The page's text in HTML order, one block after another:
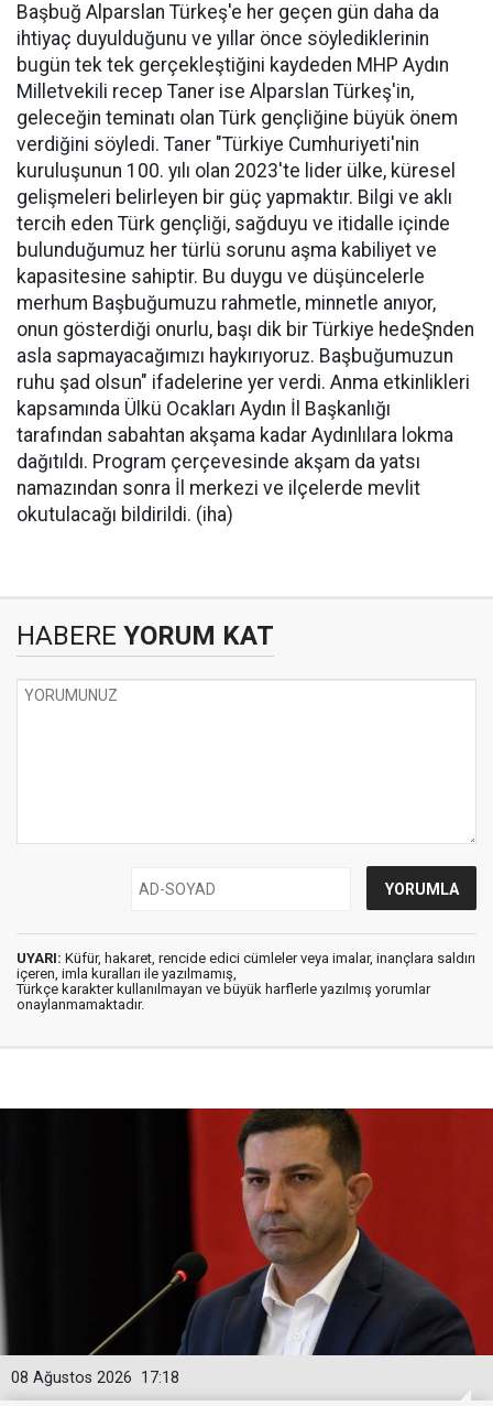
Başbuğ Alparslan Türkeş'e her geçen gün daha da
ihtiyaç duyulduğunu ve yıllar önce söylediklerinin
bugün tek tek gerçekleştiğini kaydeden MHP Aydın
Milletvekili recep Taner ise Alparslan Türkeş'in,
geleceğin teminatı olan Türk gençliğine büyük önem
verdiğini söyledi. Taner "Türkiye Cumhuriyeti'nin
kuruluşunun 100. yılı olan 2023'te lider ülke, küresel
gelişmeleri belirleyen bir güç yapmaktır. Bilgi ve aklı
tercih eden Türk gençliği, sağduyu ve itidalle içinde
bulunduğumuz her türlü sorunu aşma kabiliyet ve
kapasitesine sahiptir. Bu duygu ve düşüncelerle
merhum Başbuğumuzu rahmetle, minnetle anıyor,
onun gösterdiği onurlu, başı dik bir Türkiye hedeŞnden
asla sapmayacağımızı haykırıyoruz. Başbuğumuzun
ruhu şad olsun" ifadelerine yer verdi. Anma etkinlikleri
kapsamında Ülkü Ocakları Aydın İl Başkanlığı
tarafından sabahtan akşama kadar Aydınlılara lokma
dağıtıldı. Program çerçevesinde akşam da yatsı
namazından sonra İl merkezi ve ilçelerde mevlit
okutulacağı bildirildi. (iha)
HABERE YORUM KAT
UYARI: Küfür, hakaret, rencide edici cümleler veya imalar, inançlara saldırı
içeren, imla kuralları ile yazılmamış,
Türkçe karakter kullanılmayan ve büyük harflerle yazılmış yorumlar
onaylanmamaktadır.
17:18
08 Ağustos 2026